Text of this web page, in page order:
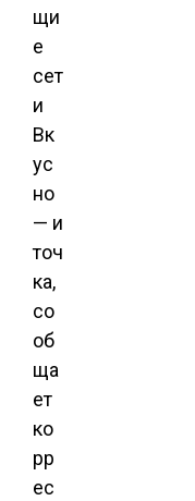
щи
е
сет
и
Вк
ус
но
— и
точ
ка,
со
об
ща
ет
ко
рр
ес